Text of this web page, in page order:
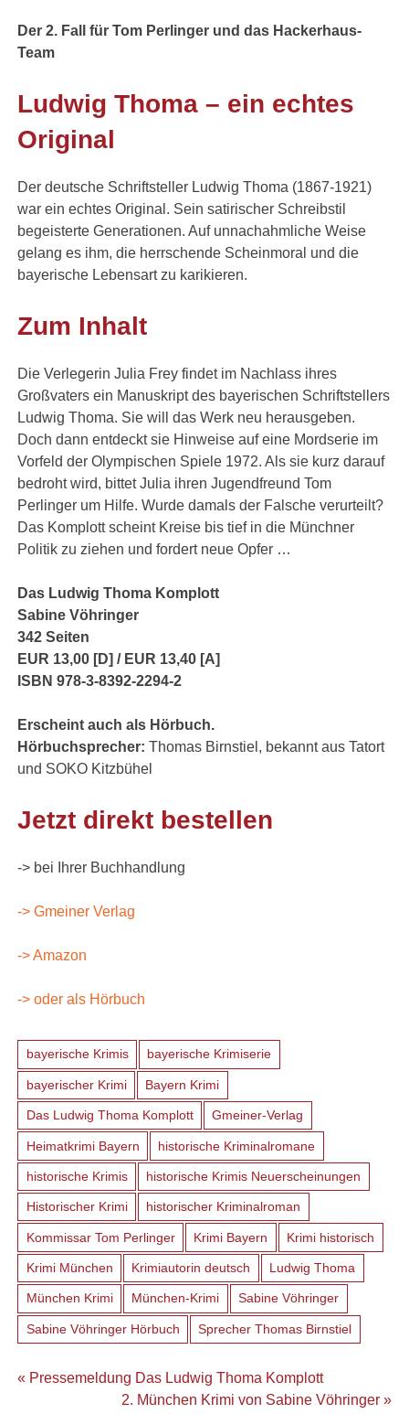
Der 2. Fall für Tom Perlinger und das Hackerhaus-
Team
Ludwig Thoma – ein echtes
Original
Der deutsche Schriftsteller Ludwig Thoma (1867-1921)
war ein echtes Original. Sein satirischer Schreibstil
begeisterte Generationen. Auf unnachahmliche Weise
gelang es ihm, die herrschende Scheinmoral und die
bayerische Lebensart zu karikieren.
Zum Inhalt
Die Verlegerin Julia Frey findet im Nachlass ihres
Großvaters ein Manuskript des bayerischen Schriftstellers
Ludwig Thoma. Sie will das Werk neu herausgeben.
Doch dann entdeckt sie Hinweise auf eine Mordserie im
Vorfeld der Olympischen Spiele 1972. Als sie kurz darauf
bedroht wird, bittet Julia ihren Jugendfreund Tom
Perlinger um Hilfe. Wurde damals der Falsche verurteilt?
Das Komplott scheint Kreise bis tief in die Münchner
Politik zu ziehen und fordert neue Opfer …
Das Ludwig Thoma Komplott
Sabine Vöhringer
342Seiten
EUR 13,00 [D] / EUR 13,40 [A]
ISBN 978-3-8392-2294-2
Erscheint auch als Hörbuch.
Hörbuchsprecher:Thomas Birnstiel, bekannt aus Tatort
und SOKO Kitzbühel
Jetzt direkt bestellen
-> bei Ihrer Buchhandlung
-> Gmeiner Verlag
-> Amazon
-> oder als Hörbuch
bayerische Krimis bayerische Krimiserie
bayerischer Krimi Bayern Krimi
Das Ludwig Thoma Komplott Gmeiner-Verlag
Heimatkrimi Bayern historische Kriminalromane
historische Krimis historische Krimis Neuerscheinungen
Historischer Krimi historischer Kriminalroman
Kommissar Tom Perlinger Krimi Bayern Krimi historisch
Krimi München Krimiautorin deutsch Ludwig Thoma
München Krimi München-Krimi Sabine Vöhringer
Sabine Vöhringer Hörbuch Sprecher Thomas Birnstiel
Beitragsnavigation
« Pressemeldung Das Ludwig Thoma Komplott
2. München Krimi von Sabine Vöhringer »